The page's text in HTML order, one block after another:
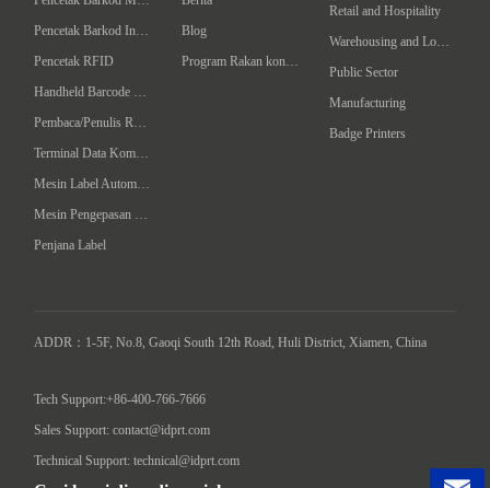
Pencetak Barkod Industrial
Pencetak RFID
Handheld Barcode Scanner
Pembaca/Penulis RFID Komputer Tangan
Terminal Data Komputer Telapak
Mesin Label Automatik
Mesin Pengepasan Intelligent
Penjana Label
Blog
Program Rakan kongsi
Retail and Hospitality
Warehousing and Logistics
Public Sector
Manufacturing
Badge Printers
ADDR：1-5F, No.8, Gaoqi South 12th Road, Huli District, Xiamen, China
Tech Support:+86-400-766-7666
Sales Support: contact@idprt.com
Technical Support: technical@idprt.com